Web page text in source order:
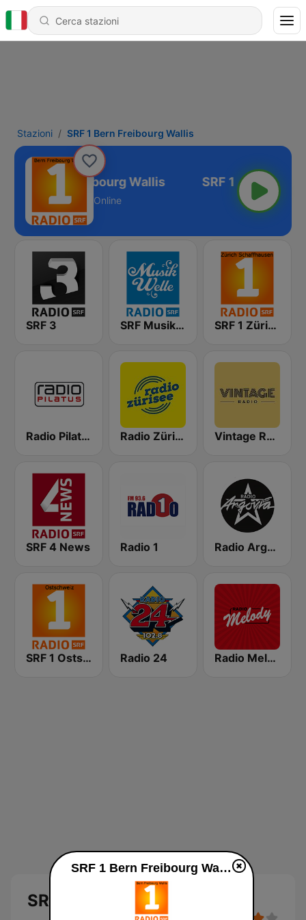
Stazioni SRF 1 Bern Freibourg Wallis
1 Bern Freibourg Wallis
Online
SRF 3 SRF Musikwelle SRF 1 Zürich Schaffhausen
Radio Pilatus Radio Zürisee Vintage Radio
SRF 4 News Radio 1 Radio Argovia
SRF 1 Ostschweiz Radio 24 Radio Melody Schweiz
SRF 1 Bern Freibourg Wallis
SRF 1 Bern Freibourg Wallis diretta